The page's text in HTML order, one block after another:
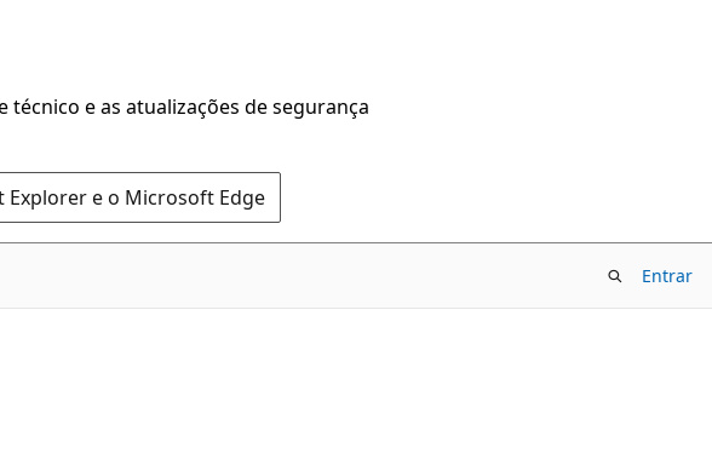
e as atualizações de segurança
e o Microsoft Edge
Entrar